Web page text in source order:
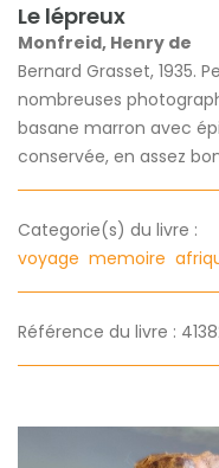
Le lépreux
Monfreid, Henry de
Bernard Grasset, 1935.
nombreuses
basane marron avec
conservée, en assez
Categorie(s) du livre :
voyage memoire
Référence du livre :